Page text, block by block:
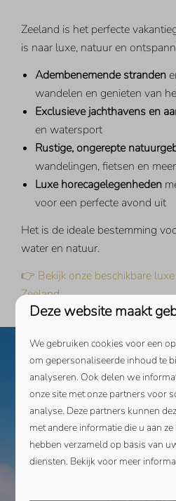
Zeeland is het perfecte
is naar luxe, natuur en
Adembenemende stranden
wandelen en genieten van
Exclusieve jachthavens en
en watersport
Rustige, ongerepte
wandelingen, fietsen en meer
Luxe horecagelegenheden
voor een perfecte avond uit
Het is de ideale bestemming
water en natuur.
👉 Bekijk onze beschikbare
Zeeland
Deze website maakt
We gebruiken cookies voor een
om gepersonaliseerde inhoud te
analyseren. Ook delen we
onze site met onze partners voor
analyse. Deze partners kunnen
met andere informatie die u aan
hebben verzameld op basis van
diensten. Bekijk voor meer